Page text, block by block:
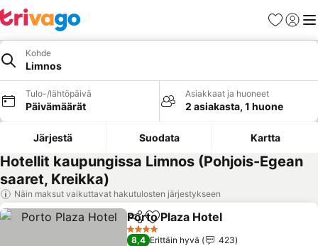
Suosikit
Kohde
Limnos
Tulo-/lähtöpäivä
Päivämäärät
Asiakkaat ja huoneet
2 asiakasta, 1 huone
Järjestä Suodata Kartta
Hotellit kaupungissa Limnos (Pohjois-Egean
saaret, Kreikka)
Näin maksut vaikuttavat hakutulosten järjestykseen
Jaa Lisää suosikkeihin
Porto Plaza Hotel
4 Tähtiluokitus
8,4 Erittäin hyvä
423